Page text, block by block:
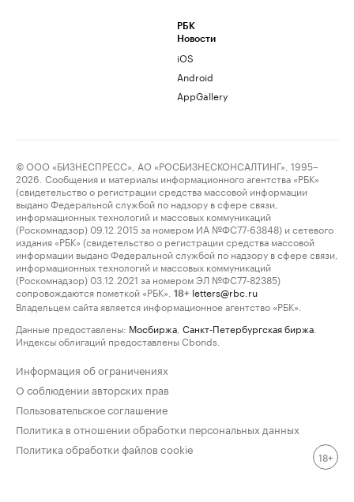
РБК
Новости
iOS
Android
AppGallery
© ООО «БИЗНЕСПРЕСС», АО «РОСБИЗНЕСКОНСАЛТИНГ», 1995–
2026. Сообщения и материалы информационного агентства «РБК»
(свидетельство о регистрации средства массовой информации
выдано Федеральной службой по надзору в сфере связи,
информационных технологий и массовых коммуникаций
(Роскомнадзор) 09.12.2015 за номером ИА №ФС77-63848) и сетевого
издания «РБК» (свидетельство о регистрации средства массовой
информации выдано Федеральной службой по надзору в сфере связи,
информационных технологий и массовых коммуникаций
(Роскомнадзор) 03.12.2021 за номером ЭЛ №ФС77-82385)
сопровождаются пометкой «РБК».
18+ letters@rbc.ru
Владельцем сайта является информационное агентство «РБК».
Данные предоставлены: Мосбиржа Санкт-Петербургская биржа
Индексы облигаций предоставлены Cbonds.
Информация об ограничениях
О соблюдении авторских прав
Пользовательское соглашение
Политика в отношении обработки персональных данных
Политика обработки файлов cookie
18+